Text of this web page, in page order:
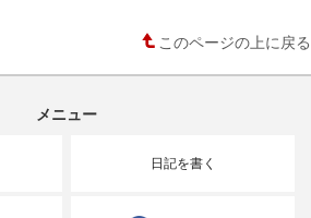
このページの上に戻る
メニュー
日記を書く